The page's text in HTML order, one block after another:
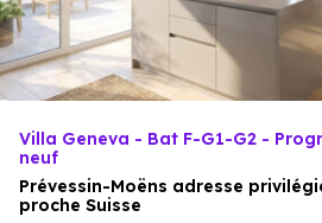
Villa Geneva - Bat F-G1-G2 -
neuf
Prévessin-Moëns adresse
proche Suisse